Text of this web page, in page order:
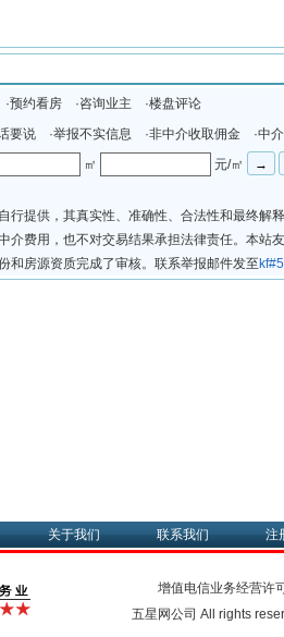
预约看房 ·咨询业主 ·楼盘评论
说 ·举报不实信息 ·非中介收取佣金 ·中介
㎡ 元/㎡
行提供，其真实性、准确性、合法性和最终解
介费用，也不对交易结果承担法律责任。本站
和房源资质完成了审核。联系举报邮件发至
关于我们 联系我们 注
增值电信业务经营许
五星网公司 All rights